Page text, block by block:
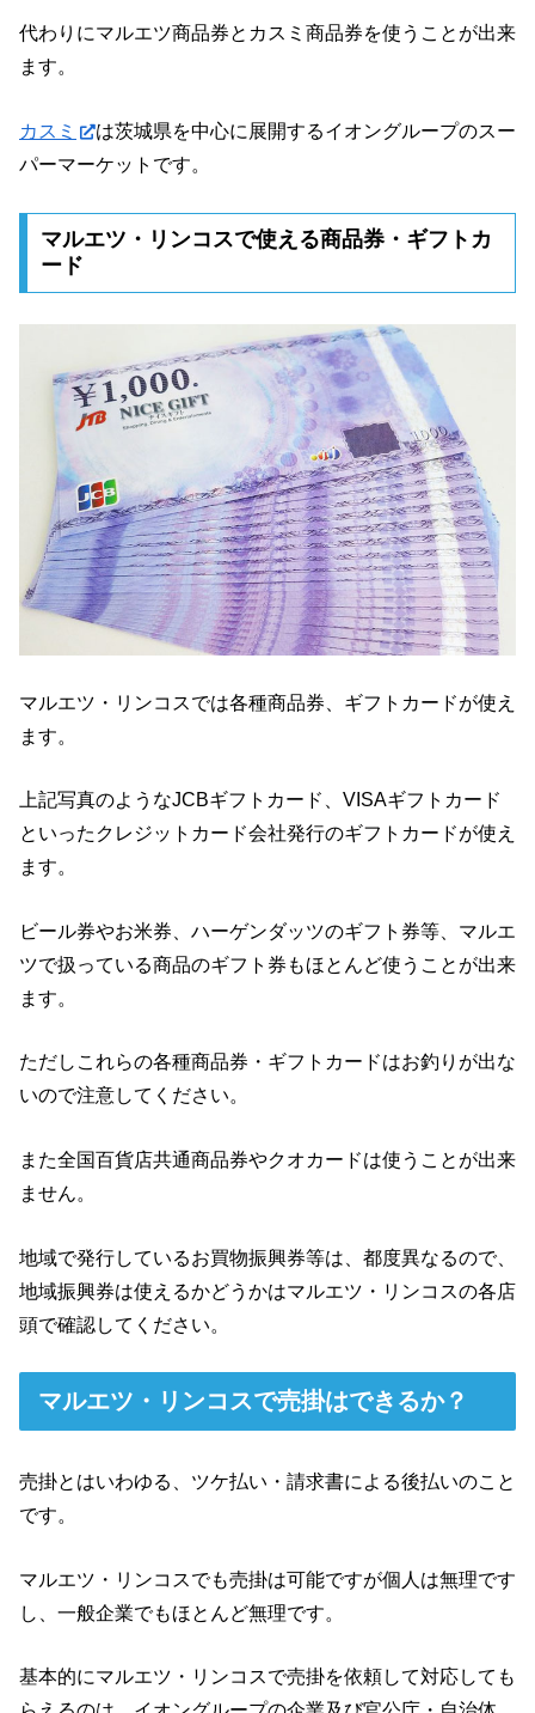
代わりにマルエツ商品券とカスミ商品券を使うことが出来
ます。
カスミ
は茨城県を中心に展開するイオングループのスー
パーマーケットです。
マルエツ・リンコスで使える商品券・ギフトカ
ード
マルエツ・リンコスでは各種商品券、ギフトカードが使え
ます。
上記写真のようなJCBギフトカード、VISAギフトカード
といったクレジットカード会社発行のギフトカードが使え
ます。
ビール券やお米券、ハーゲンダッツのギフト券等、マルエ
ツで扱っている商品のギフト券もほとんど使うことが出来
ます。
ただしこれらの各種商品券・ギフトカードはお釣りが出な
いので注意してください。
また全国百貨店共通商品券やクオカードは使うことが出来
ません。
地域で発行しているお買物振興券等は、都度異なるので、
地域振興券は使えるかどうかはマルエツ・リンコスの各店
頭で確認してください。
マルエツ・リンコスで売掛はできるか？
売掛とはいわゆる、ツケ払い・請求書による後払いのこと
です。
マルエツ・リンコスでも売掛は可能ですが個人は無理です
し、一般企業でもほとんど無理です。
基本的にマルエツ・リンコスで売掛を依頼して対応しても